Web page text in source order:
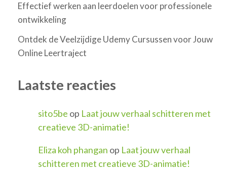
Effectief werken aan leerdoelen voor professionele
ontwikkeling
Ontdek de Veelzijdige Udemy Cursussen voor Jouw
Online Leertraject
Laatste reacties
sito5be op Laat jouw verhaal schitteren met
creatieve 3D-animatie!
Eliza koh phangan op Laat jouw verhaal
schitteren met creatieve 3D-animatie!